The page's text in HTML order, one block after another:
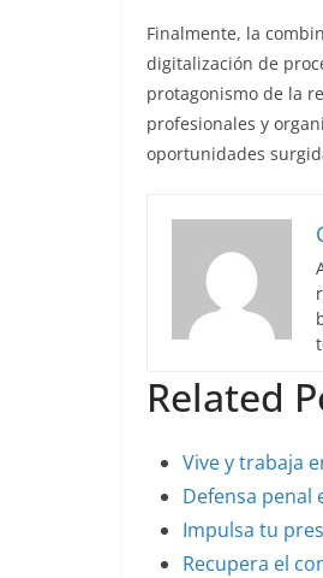
Finalmente, la
digitalización de
protagonismo de la
profesionales y
oportunidades
Related
Vive y trabaja
Defensa penal
Impulsa tu
Recupera el